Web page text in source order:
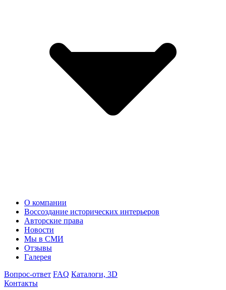
О компании
Воссоздание исторических интерьеров
Авторские права
Новости
Мы в СМИ
Отзывы
Галерея
Вопрос-ответ FAQ Каталоги, 3D
Контакты